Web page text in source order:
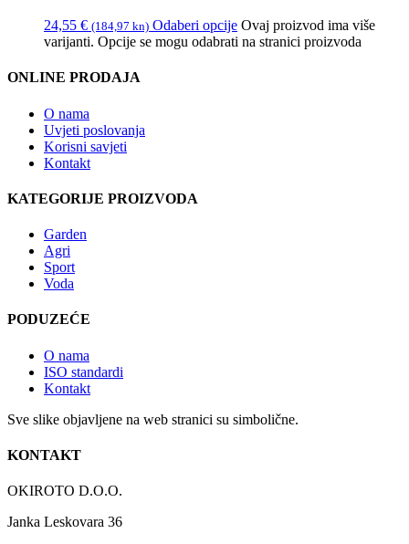
24,55 € (184,97 kn) Odaberi opcije Ovaj proizvod ima više
varijanti. Opcije se mogu odabrati na stranici proizvoda
ONLINE PRODAJA
O nama
Uvjeti poslovanja
Korisni savjeti
Kontakt
KATEGORIJE PROIZVODA
Garden
Agri
Sport
Voda
PODUZEĆE
O nama
ISO standardi
Kontakt
Sve slike objavljene na web stranici su simbolične.
KONTAKT
OKIROTO D.O.O.
Janka Leskovara 36